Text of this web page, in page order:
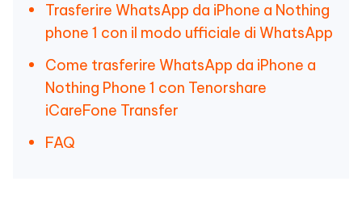
Trasferire WhatsApp da iPhone a Nothing
phone 1 con il modo ufficiale di WhatsApp
Come trasferire WhatsApp da iPhone a
Nothing Phone 1 con Tenorshare
iCareFone Transfer
FAQ